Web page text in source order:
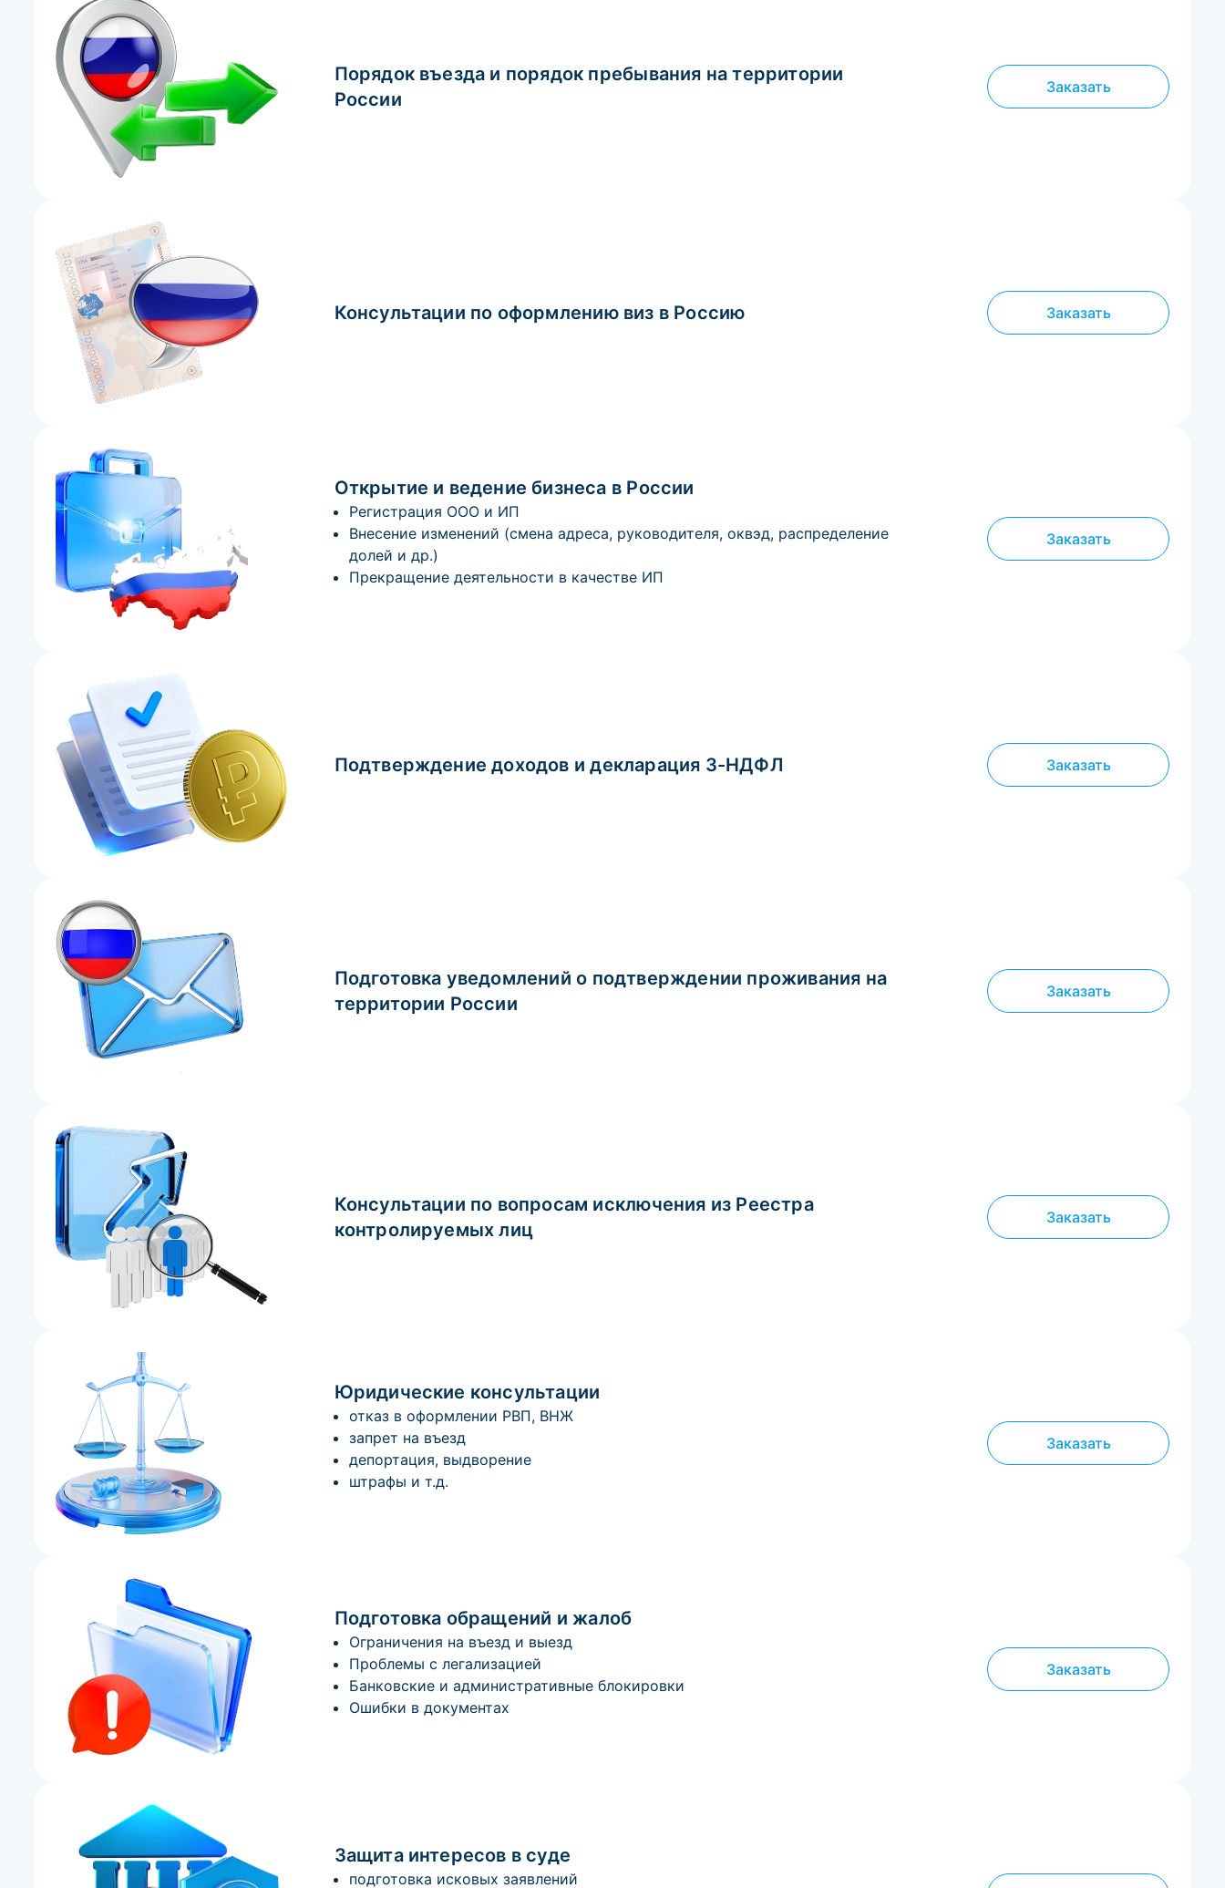
Порядок въезда и порядок пребывания на территории
России
Заказать
Консультации по оформлению виз в Россию Заказать
Открытие и ведение бизнеса в России
Регистрация ООО и ИП
Внесение изменений (смена адреса, руководителя, оквэд, распределение
долей и др.)
Прекращение деятельности в качестве ИП
Заказать
Подтверждение доходов и декларация 3-НДФЛ Заказать
Подготовка уведомлений о подтверждении проживания на
территории России
Заказать
Консультации по вопросам исключения из Реестра
контролируемых лиц
Заказать
Юридические консультации
отказ в оформлении РВП, ВНЖ
запрет на въезд
депортация, выдворение
штрафы и т.д.
Заказать
Подготовка обращений и жалоб
Ограничения на въезд и выезд
Проблемы с легализацией
Банковские и административные блокировки
Ошибки в документах
Заказать
Защита интересов в суде
подготовка исковых заявлений